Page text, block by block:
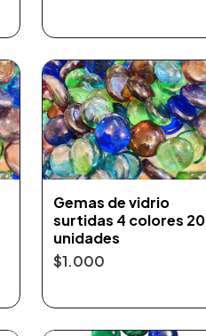
Gemas de vidrio
surtidas 4 colores 20
unidades
$1.000